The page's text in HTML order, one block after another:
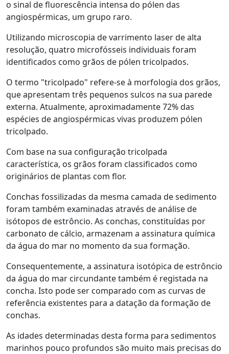
o sinal de fluorescência intensa do pólen das
angiospérmicas, um grupo raro.
Utilizando microscopia de varrimento laser de alta
resolução, quatro microfósseis individuais foram
identificados como grãos de pólen tricolpados.
O termo "tricolpado" refere-se à morfologia dos grãos,
que apresentam três pequenos sulcos na sua parede
externa. Atualmente, aproximadamente 72% das
espécies de angiospérmicas vivas produzem pólen
tricolpado.
Com base na sua configuração tricolpada
característica, os grãos foram classificados como
originários de plantas com flor.
Conchas fossilizadas da mesma camada de sedimento
foram também examinadas através de análise de
isótopos de estrôncio. As conchas, constituídas por
carbonato de cálcio, armazenam a assinatura química
da água do mar no momento da sua formação.
Consequentemente, a assinatura isotópica de estrôncio
da água do mar circundante também é registada na
concha. Isto pode ser comparado com as curvas de
referência existentes para a datação da formação de
conchas.
As idades determinadas desta forma para sedimentos
marinhos pouco profundos são muito mais precisas do